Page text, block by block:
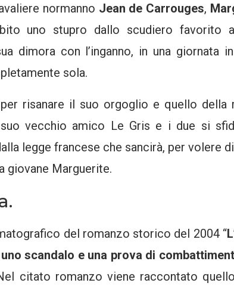
normanno Jean de Carrouges,
uno stupro dallo scudiero favorito
dimora con l’inganno, in una giornata
sola.
per risanare il suo orgoglio e quello della
vecchio amico Le Gris e i due si
legge francese che sancirà, per volere
giovane Marguerite.
del romanzo storico del 2004 “
scandalo e una prova di
citato romanzo viene raccontato